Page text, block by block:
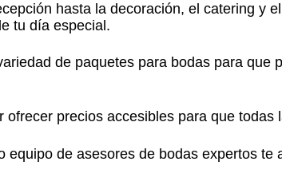
hasta la decoración, el catering y
tu día especial.
de paquetes para bodas para que
ofrecer precios accesibles para que
equipo de asesores de bodas expertos